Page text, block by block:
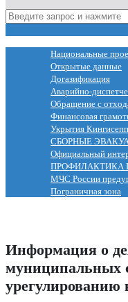
Национальные
Открытые данные
Догазификация
Аварийно-
Обращение с
Финансовая
Укрытия
СБОРНЫЕ
Официальный
ПРОФИЛАКТИКА
МЧС России
Пограничная зона
Информация о
муниципальных
урегулированию